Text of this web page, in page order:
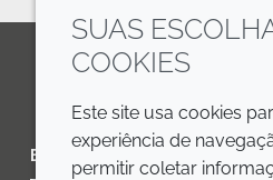
LinkedIn
EMPRESA LEGAL
SUAS
COOKIES
Este site usa cookies
experiência de
permitir coletar